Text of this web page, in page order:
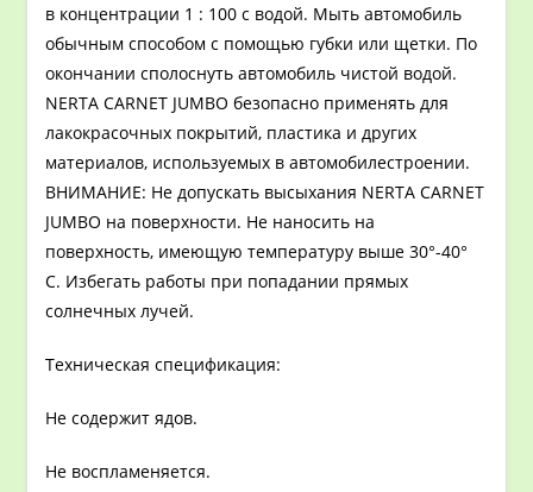
в концентрации 1 : 100 с водой. Мыть автомобиль
обычным способом с помощью губки или щетки. По
окончании сполоснуть автомобиль чистой водой.
NERTA CARNET JUMBO безопасно применять для
лакокрасочных покрытий, пластика и других
материалов, используемых в автомобилестроении.
ВНИМАНИЕ: Не допускать высыхания NERTA CARNET
JUMBO на поверхности. Не наносить на
поверхность, имеющую температуру выше 30°-40°
С. Избегать работы при попадании прямых
солнечных лучей.
Техническая спецификация:
Не содержит ядов.
Не воспламеняется.